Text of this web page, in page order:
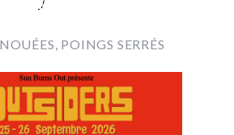
POINGS SERRÉS